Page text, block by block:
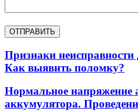
Признаки неисправности
Как выявить поломку?
Нормальное напряжение
аккумулятора.